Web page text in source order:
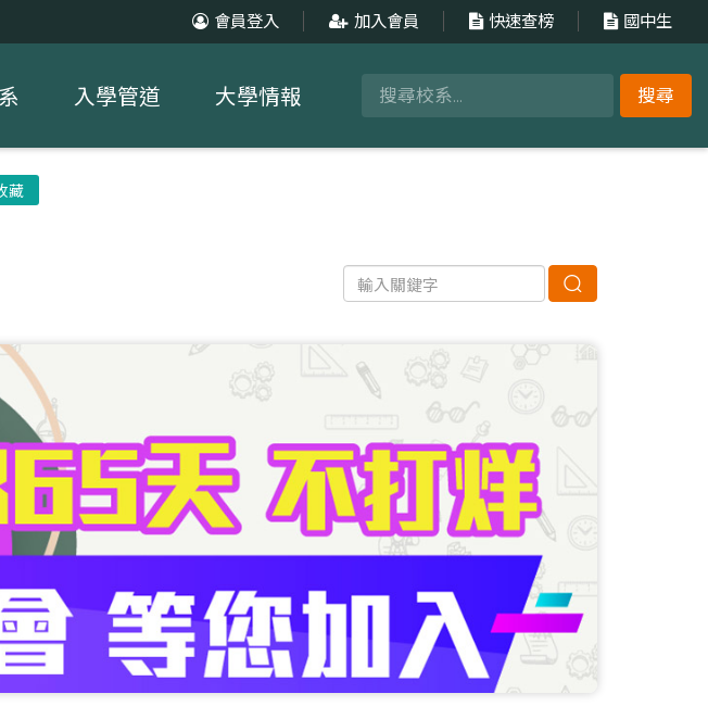
會員登入 加入會員 快速查榜 國中生
搜尋
入學管道 大學情報
藏